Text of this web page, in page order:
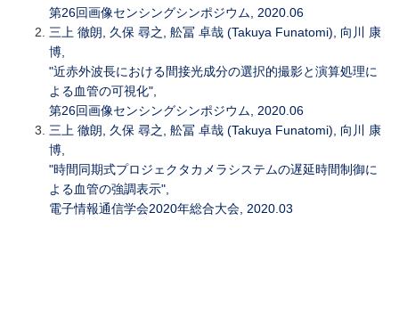
第26回画像センシングシンポジウム, 2020.06
三上 徹朗, 久保 尋之, 舩冨 卓哉 (Takuya Funatomi), 向川 康
博,
"近赤外波長における間接光成分の選択的撮影と演算処理に
よる血管の可視化",
第26回画像センシングシンポジウム, 2020.06
三上 徹朗, 久保 尋之, 舩冨 卓哉 (Takuya Funatomi), 向川 康
博,
"時間同期式プロジェクタカメラシステムの遅延時間制御に
よる血管の強調表示",
電子情報通信学会2020年総合大会, 2020.03